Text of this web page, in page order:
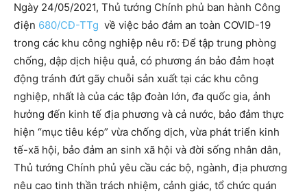
Ngày 24/05/2021, Thủ tướng Chính phủ ban hành Công
điện 680/CĐ-TTg về việc bảo đảm an toàn COVID-19
trong các khu công nghiệp nêu rõ: Để tập trung phòng
chống, dập dịch hiệu quả, có phương án bảo đảm hoạt
động tránh đứt gãy chuỗi sản xuất tại các khu công
nghiệp, nhất là của các tập đoàn lớn, đa quốc gia, ảnh
hưởng đến kinh tế địa phương và cả nước, bảo đảm thực
hiện “mục tiêu kép” vừa chống dịch, vừa phát triển kinh
tế-xã hội, bảo đảm an sinh xã hội và đời sống nhân dân,
Thủ tướng Chính phủ yêu cầu các bộ, ngành, địa phương
nêu cao tinh thần trách nhiệm, cảnh giác, tổ chức quán